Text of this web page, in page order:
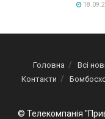
Головна Всі
Контакти
© Телекомпанія